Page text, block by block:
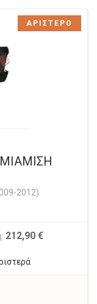
2012)
212,90 €
ΑΡΙΣΤΕΡΟ